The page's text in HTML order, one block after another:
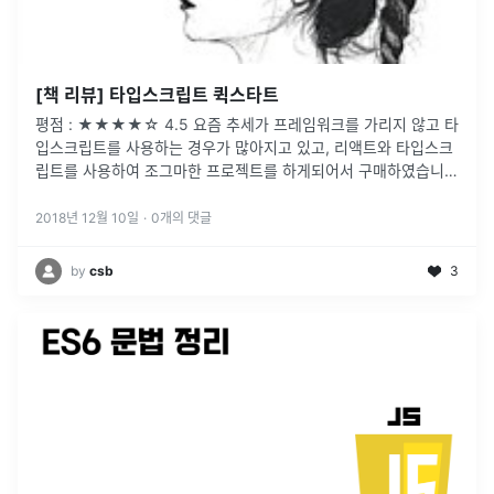
[책 리뷰] 타입스크립트 퀵스타트
평점 : ★★★★☆ 4.5 요즘 추세가 프레임워크를 가리지 않고 타
입스크립트를 사용하는 경우가 많아지고 있고, 리액트와 타입스크
립트를 사용하여 조그마한 프로젝트를 하게되어서 구매하였습니
립트 검색을 통해 서적들을 살펴보면 몇 권 있는 책들도 Angular
2018년 12월 10일 · 0개의 댓글
by csb 3